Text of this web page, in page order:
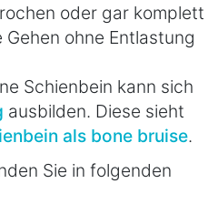
oder gar komplett
ohne Entlastung
Schienbein kann sich
ausbilden. Diese sieht
als bone bruise.
Sie in folgenden